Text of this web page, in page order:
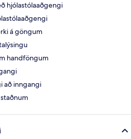
hjólastólaaðgengi
á göngum
handföngum
að inngangi